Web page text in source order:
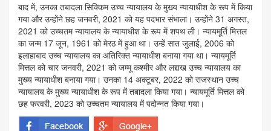
बाद में, उनका तबादला सिक्किम उच्च न्यायालय के मुख्य न्यायाधीश के रूप में किया
गया और उन्होंने छह जनवरी, 2021 को यह पदभार संभाला। उन्होंने 31 अगस्त,
2021 को उच्चतम न्यायालय के न्यायाधीश के रूप में शपथ ली। न्यायमूर्ति मित्तल
का जन्म 17 जून, 1961 को मेरठ में हुआ था। उन्हें सात जुलाई, 2006 को
इलाहाबाद उच्च न्यायालय का अतिरिक्त न्यायाधीश बनाया गया था। न्यायमूर्ति
मित्तल को चार जनवरी, 2021 को जम्मू कश्मीर और लद्दाख उच्च न्यायालय का
मुख्य न्यायाधीश बनाया गया। उनका 14 अक्टूबर, 2022 को राजस्थान उच्च
न्यायालय के मुख्य न्यायाधीश के रूप में तबादला किया गया। न्यायमूर्ति मित्तल को
छह फरवरी, 2023 को उच्चतम न्यायालय में पदोन्नत किया गया।